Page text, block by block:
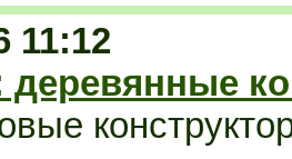
11:12
деревянные